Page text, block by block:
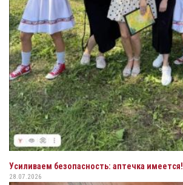
Усиливаем безопасность: аптечка имеется!
28.07.2026